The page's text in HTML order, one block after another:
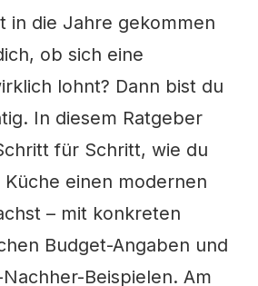
in die Jahre gekommen
ob sich eine
lohnt? Dann bist du
In diesem Ratgeber
für Schritt, wie du
einen modernen
– mit konkreten
Budget-Angaben und
Beispielen. Am